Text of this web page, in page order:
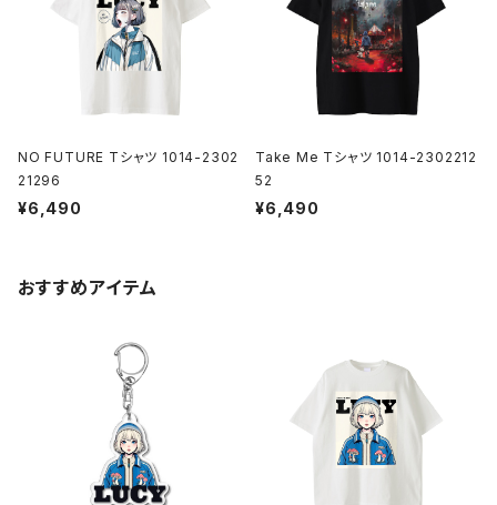
NO FUTURE Tシャツ 1014-2302
21296
¥6,490
Take Me Tシャツ 1014-2302212
52
¥6,490
おすすめアイテム